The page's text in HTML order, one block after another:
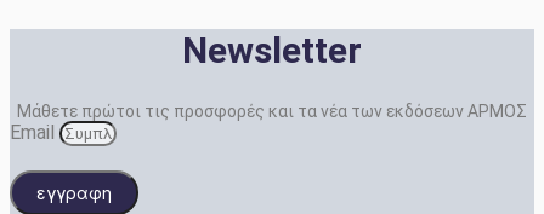
Newsletter
Μάθετε πρώτοι τις προσφορές και τα νέα των εκδόσεων ΑΡΜΟΣ
Email
εγγραφη